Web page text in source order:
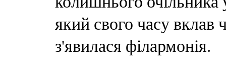
який свого часу
з'явилася філармонія.